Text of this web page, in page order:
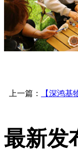
上一篇： 【深鸿
最新发